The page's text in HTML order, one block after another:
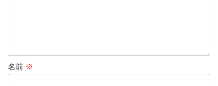
名前 ※